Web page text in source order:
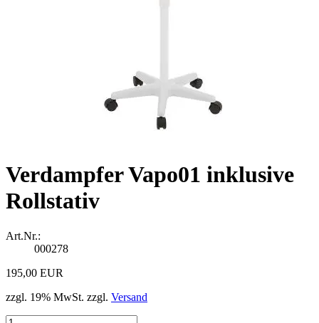
Verdampfer Vapo01 inklusive
Rollstativ
Art.Nr.:
000278
195,00 EUR
zzgl. 19% MwSt. zzgl. Versand